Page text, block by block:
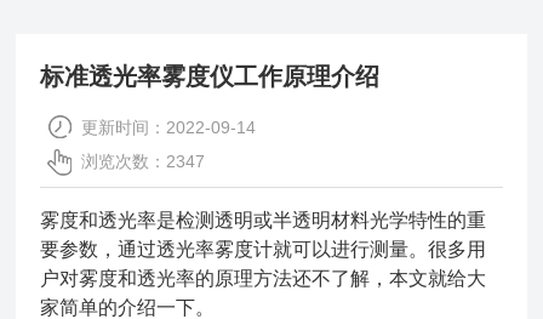
标准透光率雾度仪工作原理介绍
更新时间：2022-09-14
浏览次数：2347
雾度和透光率是检测透明或半透明材料光学特性的重
要参数，通过透光率雾度计就可以进行测量。很多用
户对雾度和透光率的原理方法还不了解，本文就给大
家简单的介绍一下。